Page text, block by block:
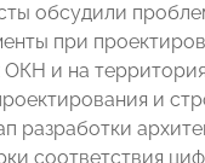
обсудили
при
и на
и
разработки
соответствия